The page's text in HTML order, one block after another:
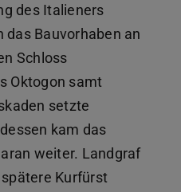
des Italieners
das Bauvorhaben an
Schloss
Oktogon samt
setzte
kam das
weiter. Landgraf
Kurfürst